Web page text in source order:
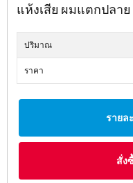
แห้งเสีย ผมแตกปลาย
ปริมาณ
ราคา
รายล
สั่ง